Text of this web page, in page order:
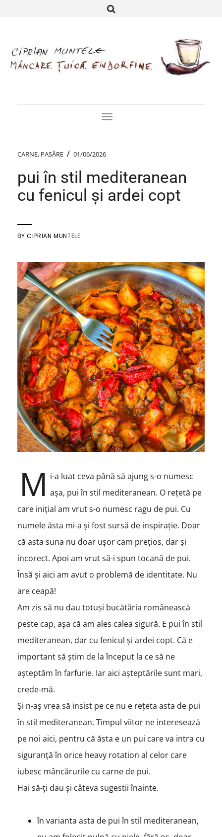
Toggle
Navigation
CARNE, PASĂRE / 01/06/2026
pui în stil mediteranean
cu fenicul și ardei copt
BYCIPRIAN MUNTELE
M i-a luat ceva până să ajung s-o numesc
așa, pui în stil mediteranean. O rețetă pe
care inițial am vrut s-o numesc ragu de pui. Cu
numele ăsta mi-a și fost sursă de inspirație. Doar
că asta suna nu doar ușor cam prețios, dar și
incorect. Apoi am vrut să-i spun tocană de pui.
Însă și aici am avut o problemă de identitate. Nu
are ceapă!
Am zis să nu dau totuși bucătăria românească
peste cap, așa că am ales calea sigură. E pui în stil
mediteranean, dar cu fenicul și ardei copt. Că e
important să știm de la început la ce să ne
așteptăm în farfurie. Iar aici așteptările sunt mari,
crede-mă.
Și n-aș vrea să insist pe ce nu e rețeta asta de pui
în stil mediteranean. Timpul viitor ne interesează
pe noi aici, pentru că ăsta e un pui care va intra cu
siguranță în orice heavy rotation al celor care
iubesc mâncărurile cu carne de pui.
Hai să-ți dau și câteva sugestii înainte.
în varianta asta de pui în stil mediteranean,